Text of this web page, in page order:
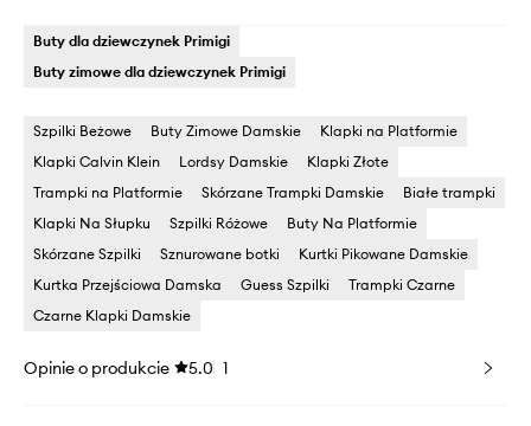
Buty dla dziewczynek Primigi
Buty zimowe dla dziewczynek Primigi
Szpilki Beżowe Buty Zimowe Damskie
Klapki na Platformie
Klapki Calvin Klein
Lordsy Damskie
Klapki Złote
Trampki na Platformie
Skórzane Trampki Damskie
Białe trampki
Klapki Na Słupku
Szpilki Różowe
Buty Na Platformie
Skórzane Szpilki
Sznurowane botki
Kurtki Pikowane Damskie
Kurtka Przejściowa Damska
Guess Szpilki
Trampki Czarne
Czarne Klapki Damskie
Opinie o produkcie 5.0 1